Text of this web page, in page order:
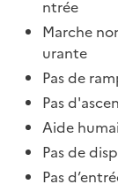
ntrée
Marche
urante
Pas de
Pas
Aide
Pas de
Pas